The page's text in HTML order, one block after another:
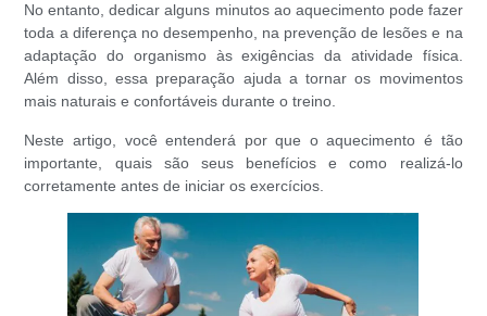
No entanto, dedicar alguns minutos ao aquecimento pode fazer
toda a diferença no desempenho, na prevenção de lesões e na
adaptação do organismo às exigências da atividade física.
Além disso, essa preparação ajuda a tornar os movimentos
mais naturais e confortáveis durante o treino.
Neste artigo, você entenderá por que o aquecimento é tão
importante, quais são seus benefícios e como realizá-lo
corretamente antes de iniciar os exercícios.